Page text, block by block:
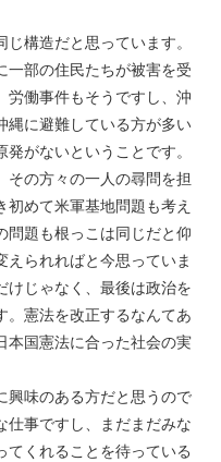
構造だと思っています。
一部の住民たちが被害を受
労働事件もそうですし、沖
縄に避難している方が多い
がないということです。
の方々の一人の尋問を担
めて米軍基地問題も考え
問題も根っこは同じだと仰
られればと今思っていま
けじゃなく、最後は政治を
。憲法を改正するなんてあ
本国憲法に合った社会の実
味のある方だと思うので
仕事ですし、まだまだみな
てくれることを待っている